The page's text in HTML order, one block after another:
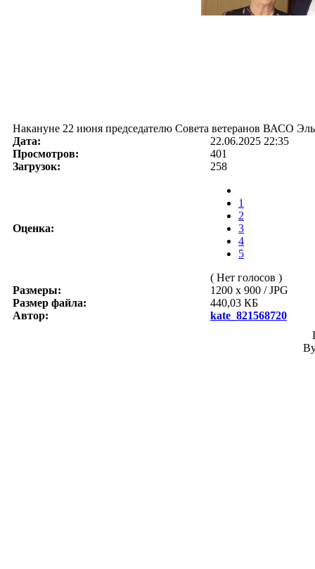
Накануне 22 июня председателю Совета ветеранов ВАСО
Дата:
22.06.2025 22:35
Просмотров:
401
Загрузок:
258
Оценка:
1
2
3
4
5
( Нет голосов )
Размеры:
1200 x 900 / JPG
Размер файла:
440,03 КБ
Автор:
kate_821568720